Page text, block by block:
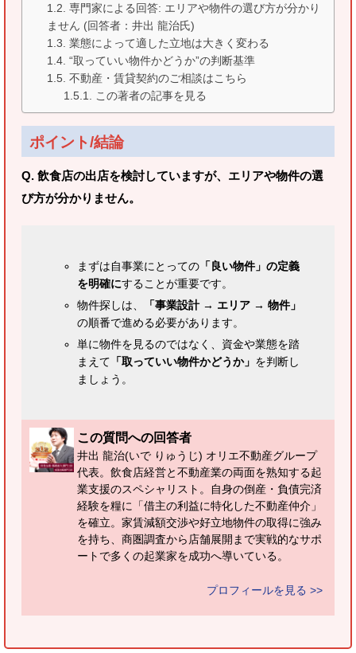
専門家による回答: エリアや物件の選び方が分かり
ません (回答者：井出 龍治氏)
業態によって適した立地は大きく変わる
“取っていい物件かどうか”の判断基準
不動産・賃貸契約のご相談はこちら
この著者の記事を見る
ポイント/結論
Q. 飲食店の出店を検討していますが、エリアや物件の選
び方が分かりません。
まずは自事業にとっての 「良い物件」の定義
を明確にすることが重要です。
物件探しは、
「事業設計 → エリア → 物件」
の順番で進める必要があります。
単に物件を見るのではなく、資金や業態を踏
まえて 「取っていい物件かどうか」 を判断し
ましょう。
この質問への回答者
井出 龍治(いで りゅうじ) オリエ不動産グループ
代表。飲食店経営と不動産業の両面を熟知する起
業支援のスペシャリスト。自身の倒産・負債完済
経験を糧に「借主の利益に特化した不動産仲介」
を確立。家賃減額交渉や好立地物件の取得に強み
を持ち、商圏調査から店舗展開まで実戦的なサポ
ートで多くの起業家を成功へ導いている。
プロフィールを見る >>